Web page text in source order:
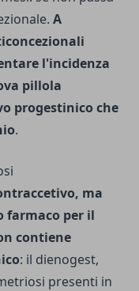
A
l'incidenza
pillola
progestinico che
.
ma
farmaco per il
contiene
: il dienogest,
presenti in